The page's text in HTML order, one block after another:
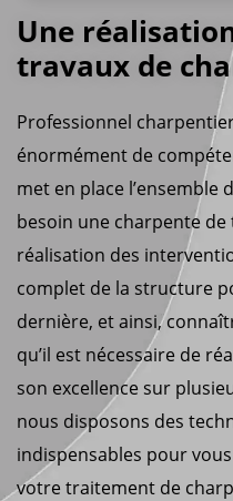
Une
travaux de
Professionnel
énormément de
met en place l’ensemble
besoin une charpente de
réalisation des
complet de la structure
dernière, et ainsi,
qu’il est nécessaire de
son excellence sur
nous disposons des
indispensables pour
votre traitement de